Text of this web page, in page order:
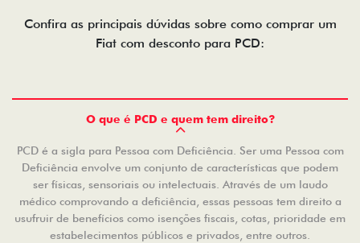
Confira as principais dúvidas sobre como comprar um
Fiat com desconto para PCD:
O que é PCD e quem tem direito?
PCD é a sigla para Pessoa com Deficiência. Ser uma Pessoa com
Deficiência envolve um conjunto de características que podem
ser físicas, sensoriais ou intelectuais. Através de um laudo
médico comprovando a deficiência, essas pessoas tem direito a
usufruir de benefícios como isenções fiscais, cotas, prioridade em
estabelecimentos públicos e privados, entre outros.